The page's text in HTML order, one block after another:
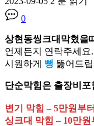
0
상현동씽크대막혔을
언제든지 연락주세요.
시원하게 뻥 뚫어드
단순막힘은 출장비
변기 막힘 – 5만원부터
싱크대 막힘 – 10만원